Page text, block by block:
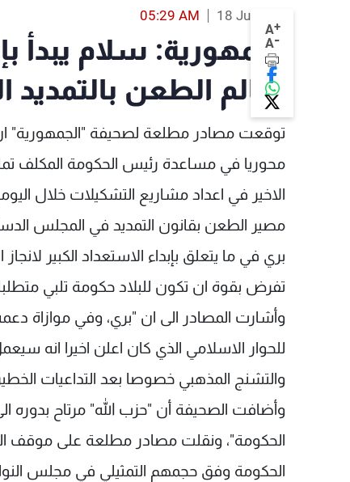
A+
A-
18 Jun 2013
05:29 AM
الجمهورية: سلام يبدأ
معالم الطعن بالتمديد
توقعت مصادر مطلعة لصحيفة "الجمهورية"
محوريا في مساعدة رئيس الحكومة المكلف
الاخير في اعداد مشاريع التشكيلات خلال
مصير الطعن بقانون التمديد في المجلس
بري في ما يتعلق بإبداء الاستعداد الكبير
تفرض بقوة ان تكون للبلاد حكومة تلبي
وأشارت المصادر الى ان "بري، وفي موازاة
للحوار الاسلامي الذي كان اعلن اخيرا انه
والتشنج المذهبي خصوصا بعد التداعيات
وأضافت الصحيفة أن "حزب الله" مرتاح
الحكومة"، ونقلت مصادر مطلعة على موقف
الحكومة وفق حجمهم التمثيلي في مجلس